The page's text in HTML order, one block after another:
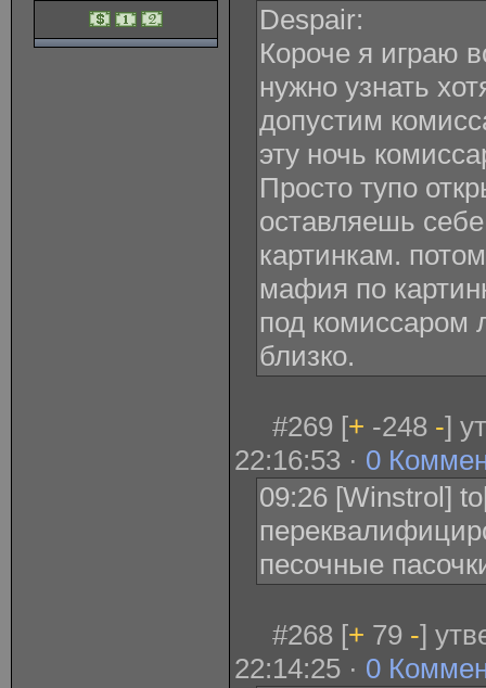
Despair:
Короче я играю
нужно узнать
допустим
эту ночь
Просто тупо
оставляешь
картинкам.
мафия по
под комиссаром
близко.
#269 [+ -248 -]
22:16:53 · 0
09:26 [Winstrol]
песочные
#268 [+ 79 -]
22:14:25 · 0